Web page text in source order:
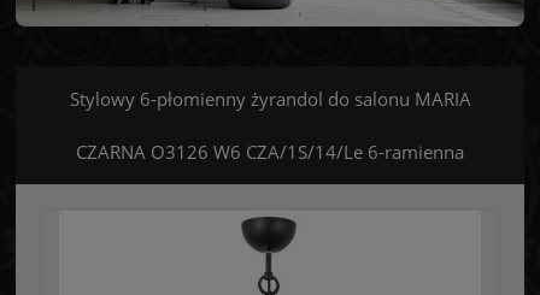
Stylowy 6-płomienny żyrandol do salonu MARIA
CZARNA O3126 W6 CZA/1S/14/Le 6-ramienna